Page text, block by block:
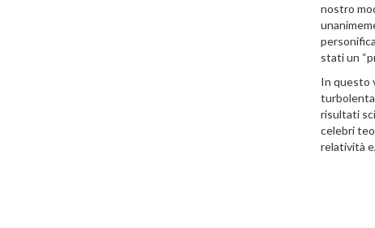
nostro
stati un
In questo
turbolenta
risultati
celebri
relatività